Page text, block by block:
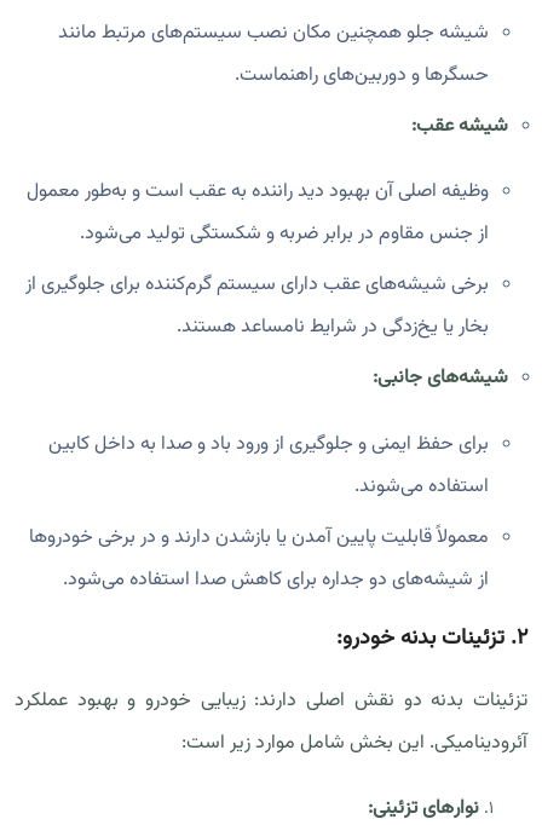
شیشه جلو همچنین مکان نصب سیستم‌های مرتبط مانند
حسگرها و دوربین‌های راهنماست.
شیشه عقب:
وظیفه اصلی آن بهبود دید راننده به عقب است و به‌طور معمول
از جنس مقاوم در برابر ضربه و شکستگی تولید می‌شود.
برخی شیشه‌های عقب دارای سیستم گرم‌کننده برای جلوگیری از
بخار یا یخ‌زدگی در شرایط نامساعد هستند.
شیشه‌های جانبی:
برای حفظ ایمنی و جلوگیری از ورود باد و صدا به داخل کابین
استفاده می‌شوند.
معمولاً قابلیت پایین آمدن یا بازشدن دارند و در برخی خودروها
از شیشه‌های دو جداره برای کاهش صدا استفاده می‌شود.
۲. تزئینات بدنه خودرو:
تزئینات بدنه دو نقش اصلی دارند: زیبایی خودرو و بهبود عملکرد
آئرودینامیکی. این بخش شامل موارد زیر است:
نوارهای تزئینی: